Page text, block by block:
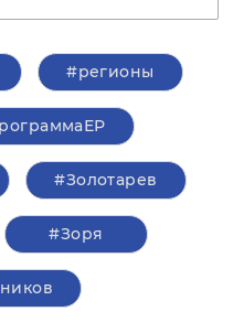
#регионы
#Золотарев
#Зоря